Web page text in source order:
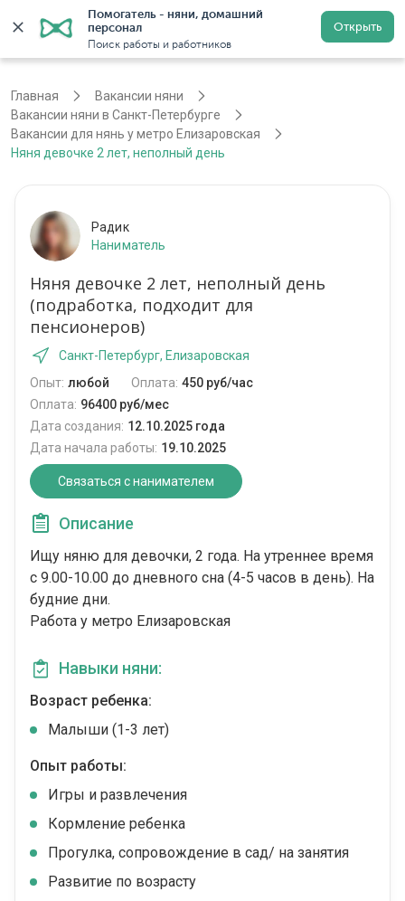
Помогатель - няни, домашний
персонал
Поиск работы и работников
Открыть
Санкт-Петербург Регистрация
Главная
Вакансии няни
Вакансии няни в Санкт-Петербурге
Вакансии для нянь у метро Елизаровская
Няня девочке 2 лет, неполный день
Радик
Наниматель
Няня девочке 2 лет, неполный день
(подработка, подходит для
пенсионеров)
Санкт-Петербург, Елизаровская
Опыт: любой Оплата: 450 руб/час
Оплата: 96400 руб/мес
Дата создания: 12.10.2025 года
Дата начала работы: 19.10.2025
Связаться с нанимателем
Описание
Ищу няню для девочки, 2 года. На утреннее время
с 9.00-10.00 до дневного сна (4-5 часов в день). На
будние дни.
Работа у метро Елизаровская
Навыки няни:
Возраст ребенка:
Малыши (1-3 лет)
Опыт работы:
Игры и развлечения
Кормление ребенка
Прогулка, сопровождение в сад/ на занятия
Развитие по возрасту